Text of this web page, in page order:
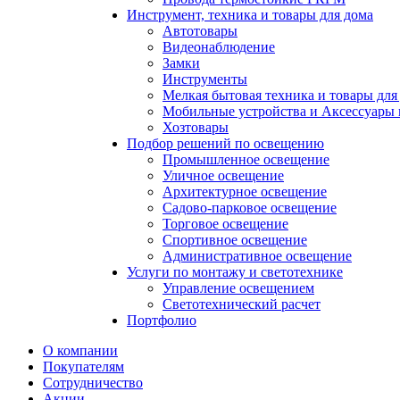
Инструмент, техника и товары для дома
Автотовары
Видеонаблюдение
Замки
Инструменты
Мелкая бытовая техника и товары для
Мобильные устройства и Аксессуары
Хозтовары
Подбор решений по освещению
Промышленное освещение
Уличное освещение
Архитектурное освещение
Садово-парковое освещение
Торговое освещение
Спортивное освещение
Административное освещение
Услуги по монтажу и светотехнике
Управление освещением
Светотехнический расчет
Портфолио
О компании
Покупателям
Сотрудничество